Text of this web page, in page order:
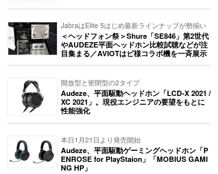
JabraはElite 5はじめ最新ラインナップが勢揃い
＜ヘッドフォン祭＞Shure「SE846」第2世代
やAUDEZE平面ヘッドホン比較試聴などが注
目集まる／AVIOTはピ様コラボ機を一斉展示
開放型と密閉型の2タイプ
Audeze、平面駆動ヘッドホン「LCD-X 2021 /
XC 2021」。現役エンジニアの要望をもとに
性能強化
本日1月21日より発売開始
Audeze、平面駆動ゲーミングヘッドホン「P
ENROSE for PlayStaion」「MOBIUS GAMI
NG HP」